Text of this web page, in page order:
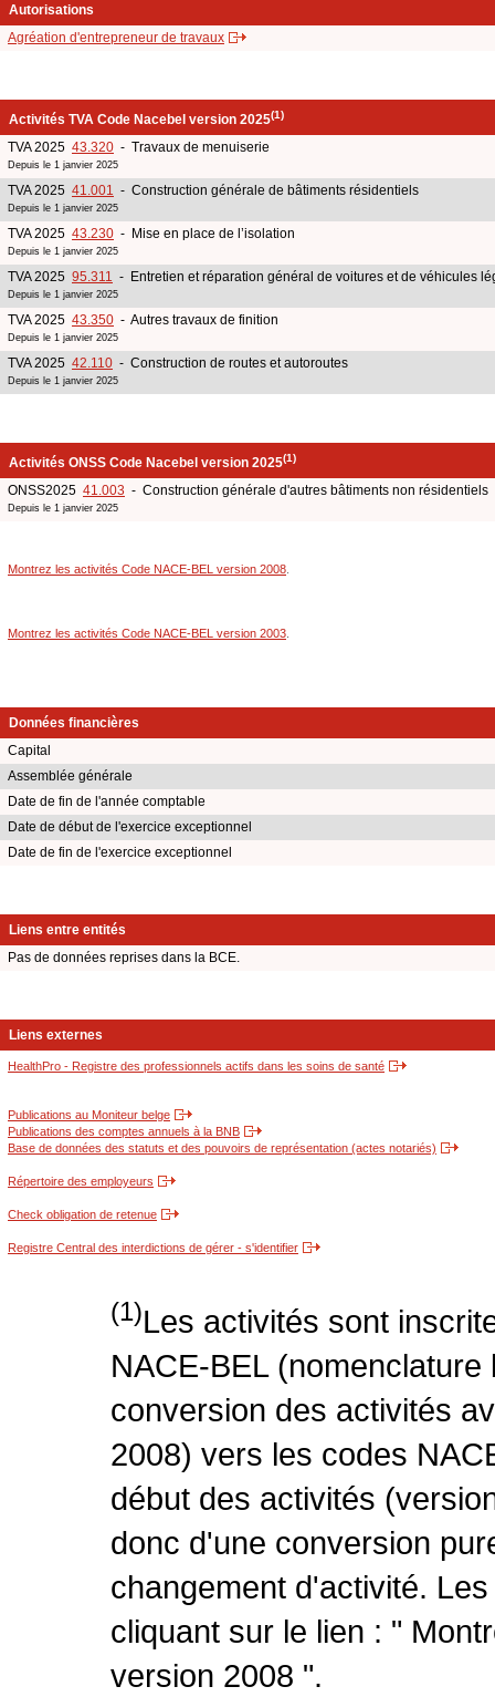
Autorisations
Agréation d'entrepreneur de travaux
Activités TVA Code Nacebel version 2025(1)
TVA 2025 43.320 - Travaux de menuiserie
Depuis le 1 janvier 2025
TVA 2025 41.001 - Construction générale de bâtiments résidentiels
Depuis le 1 janvier 2025
TVA 2025 43.230 - Mise en place de l’isolation
Depuis le 1 janvier 2025
TVA 2025 95.311 - Entretien et réparation général de voitures et de véhicules
Depuis le 1 janvier 2025
TVA 2025 43.350 - Autres travaux de finition
Depuis le 1 janvier 2025
TVA 2025 42.110 - Construction de routes et autoroutes
Depuis le 1 janvier 2025
Activités ONSS Code Nacebel version 2025(1)
ONSS2025 41.003 - Construction générale d'autres bâtiments non résidentiels
Depuis le 1 janvier 2025
Montrez les activités Code NACE-BEL version 2008
Montrez les activités Code NACE-BEL version 2003
Données financières
Capital
Assemblée générale
Date de fin de l'année comptable
Date de début de l'exercice exceptionnel
Date de fin de l'exercice exceptionnel
Liens entre entités
Pas de données reprises dans la BCE.
Liens externes
HealthPro - Registre des professionnels actifs dans les soins de santé
Publications au Moniteur belge
Publications des comptes annuels à la BNB
Base de données des statuts et des pouvoirs de représentation (actes notariés)
Répertoire des employeurs
Check obligation de retenue
Registre Central des interdictions de gérer - s'identifier
(1)Les activités sont
NACE-BEL
conversion des activités
2008) vers les codes
début des activités
donc d'une conversion
changement d'activité.
cliquant sur le lien : "
version 2008 ".